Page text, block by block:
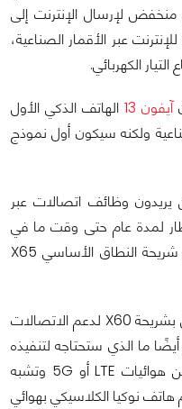
منخفض لإرسال الإنترنت إلى
عبر الأقمار الصناعية،
الكهربائي.
آيفون 13
الهاتف الذكي الأول
ولكنه سيكون أول نموذج
يريدون وظائف اتصالات عبر
لمدة عام حتى وقت ما في
عام 2022، وسيتعين عليهم استخدام شريحة النطاق الأساسي X65
وليس واضح حاليا ما الذي ستفعله أبل بشريحة X60 لدعم الاتصالات
ما الذي ستحتاجه لتنفيذه
في مجموعة الهوائيات حيث تختلف عن هوائيات LTE أو 5G وتشبه
نوكيا الكلاسيكي بهوائي